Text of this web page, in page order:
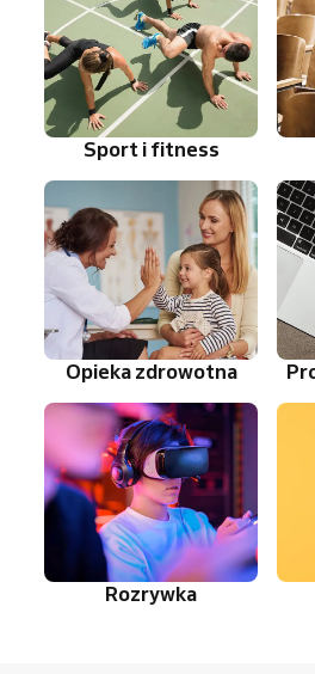
Sport i fitness
Opieka zdrowotna
Rozrywka